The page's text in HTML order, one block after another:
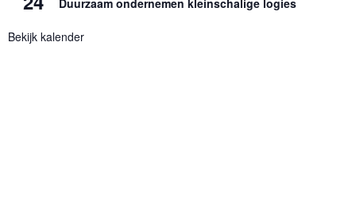
Bekijk kalender